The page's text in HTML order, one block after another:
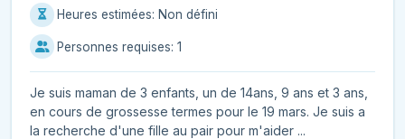
Heures estimées: Non défini
Personnes requises: 1
Je suis maman de 3 enfants, un de 14ans, 9 ans et 3 ans,
en cours de grossesse termes pour le 19 mars. Je suis a
la recherche d'une fille au pair pour m'aider ...